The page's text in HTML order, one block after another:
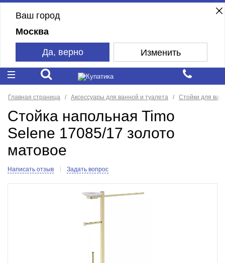
Ваш город
Москва
Да, верно Изменить
Главная страница Аксессуары для ванной и туалета Стойки для
Стойка напольная Timo
Selene 17085/17 золото
матовое
Написать отзыв Задать вопрос